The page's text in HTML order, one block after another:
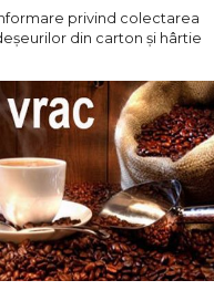
privind colectarea
din carton și hârtie